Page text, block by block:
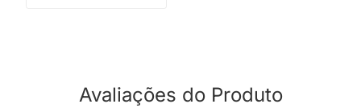
Avaliações do Produto